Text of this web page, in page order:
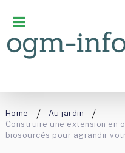
Home
Au jardin
Construire une extension en
biosourcés pour agrandir